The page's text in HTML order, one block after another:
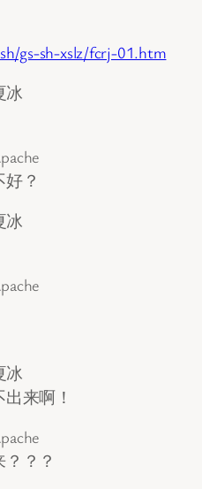
gs-sh-xslz/fcrj-01.htm
冰
？
冰
冰
来啊！
？？